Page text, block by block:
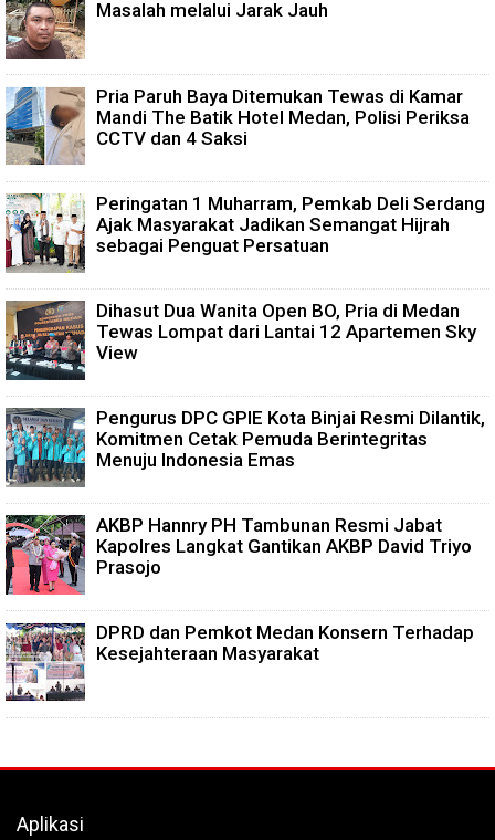
Masalah melalui Jarak Jauh
Pria Paruh Baya Ditemukan Tewas di Kamar
Mandi The Batik Hotel Medan, Polisi Periksa
CCTV dan 4 Saksi
Peringatan 1 Muharram, Pemkab Deli Serdang
Ajak Masyarakat Jadikan Semangat Hijrah
sebagai Penguat Persatuan
Dihasut Dua Wanita Open BO, Pria di Medan
Tewas Lompat dari Lantai 12 Apartemen Sky
View
Pengurus DPC GPIE Kota Binjai Resmi Dilantik,
Komitmen Cetak Pemuda Berintegritas
Menuju Indonesia Emas
AKBP Hannry PH Tambunan Resmi Jabat
Kapolres Langkat Gantikan AKBP David Triyo
Prasojo
DPRD dan Pemkot Medan Konsern Terhadap
Kesejahteraan Masyarakat
Aplikasi